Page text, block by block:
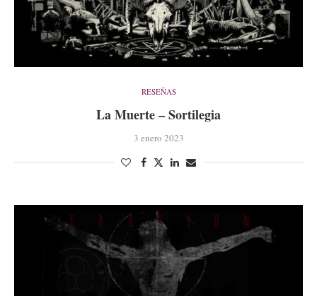
RESEÑAS
La Muerte – Sortilegia
3 enero 2023